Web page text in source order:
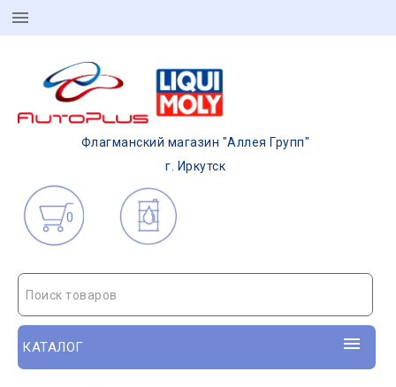
Флагманский магазин "Аллея Групп"
г. Иркутск
0
Поиск товаров
КАТАЛОГ